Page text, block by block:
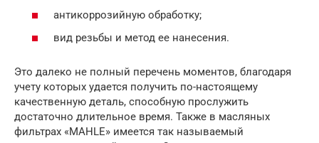
антикоррозийную обработку;
вид резьбы и метод ее нанесения.
Это далеко не полный перечень моментов, благодаря
учету которых удается получить по-настоящему
качественную деталь, способную прослужить
достаточно длительное время. Также в масляных
фильтрах «MAHLE» имеется так называемый